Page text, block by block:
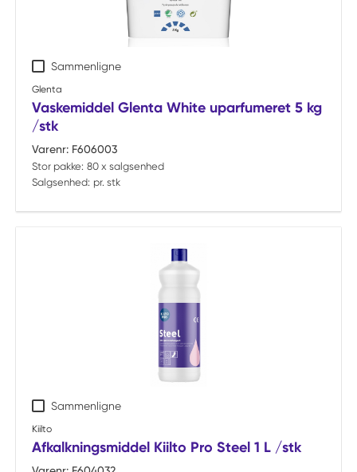
Sammenligne
Glenta
Vaskemiddel Glenta White uparfumeret 5 kg
/stk
Varenr: F606003
Stor pakke: 80 x salgsenhed
Salgsenhed: pr. stk
Sammenligne
Kiilto
Afkalkningsmiddel Kiilto Pro Steel 1 L /stk